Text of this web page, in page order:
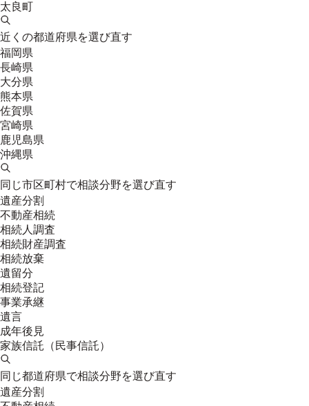
太良町
近くの都道府県を選び直す
福岡県
長崎県
大分県
熊本県
佐賀県
宮崎県
鹿児島県
沖縄県
同じ市区町村で相談分野を選び直す
遺産分割
不動産相続
相続人調査
相続財産調査
相続放棄
遺留分
相続登記
事業承継
遺言
成年後見
家族信託（民事信託）
同じ都道府県で相談分野を選び直す
遺産分割